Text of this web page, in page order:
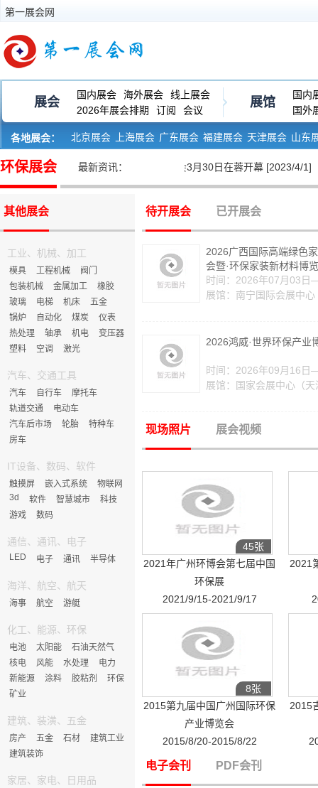
第一展会网
各地展会： 北京展会 上海展会 广东展会 福建展会 天津展会 山东
展会
国内展会 海外展会
线上展会
2026年展会排期
订阅 会议
展馆
国内
国外
环保展会 最新资讯：
• 2023成都国际环保博览会3月30日在蓉开幕 [2023/4/1]
其他展会
工业、机械、加工
模具 工程机械
阀门
包装机械
金属加工
橡胶
玻璃
电梯 机床
五金
锅炉
自动化 煤炭
仪表
热处理
轴承 机电
变压器
塑料
空调 激光
汽车、交通工具
汽车 自行车
摩托车
轨道交通
电动车
汽车后市场
轮胎
特种车
房车
IT设备、数码、软件
触摸屏 嵌入式系统
物联网
3d
软件 智慧城市
科技
游戏
数码
通信、通讯、电子
LED 电子 通讯 半导体
海洋、航空、航天
海事 航空 游艇
化工、能源、环保
电池 太阳能
石油天然气
核电
风能 水处理
电力
新能源
涂料 胶粘剂
环保
矿业
建筑、装潢、五金
房产 五金 石材
建筑工业
建筑装饰
家居、家电、日用品
待开展会 已开展会
2026广西国际高端绿色
会暨·环保家装新材料博
时间：2026年07月03日
展馆：南宁国际会展中心
2026鸿威·世界环保产业
时间：2026年09月16日
展馆：国家会展中心（天
现场照片 展会视频
45张
2021年广州环博会第七届中国
环保展
2021/9/15-2021/9/17
2021
8张
2015第九届中国广州国际环保
产业博览会
2015/8/20-2015/8/22
2015
电子会刊 PDF会刊